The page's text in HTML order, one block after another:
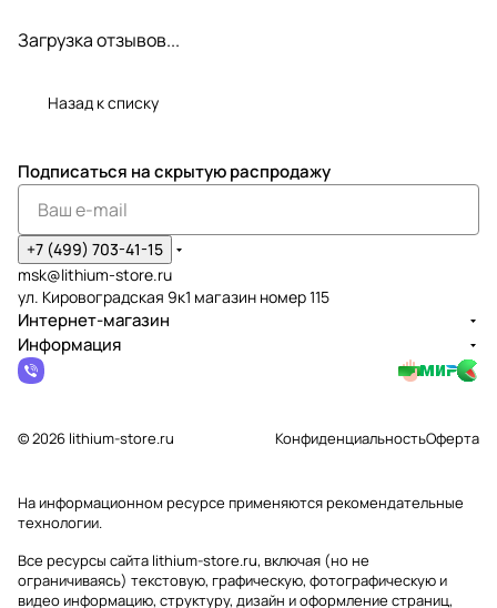
Загрузка отзывов...
Назад к списку
Подписаться на скрытую распродажу
+7 (499) 703-41-15
msk@lithium-store.ru
ул. Кировоградская 9к1 магазин номер 115
Интернет-магазин
Информация
© 2026 lithium-store.ru КонфиденциальностьОферта
На информационном ресурсе применяютсярекомендательные
технологии.
Все ресурсы сайта lithium-store.ru, включая (но не
ограничиваясь) текстовую, графическую, фотографическую и
видео информацию, структуру, дизайн и оформление страниц,